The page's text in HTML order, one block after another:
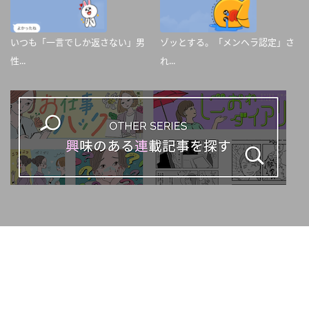
いつも「一言でしか返さない」男
性...
ゾッとする。「メンヘラ認定」さ
れ...